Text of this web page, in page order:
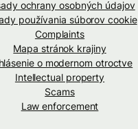
ochrany osobných údajov
používania súborov cookie
Complaints
Mapa stránok krajiny
o modernom otroctve
Intellectual property
Scams
Law enforcement